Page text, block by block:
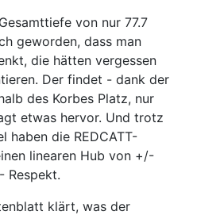
von nur 77.7
geworden, dass man
die hätten vergessen
Der findet - dank der
des Korbes Platz, nur
etwas hervor. Und trotz
haben die REDCATT-
linearen Hub von +/-
Respekt.
klärt, was der